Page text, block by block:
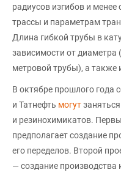
радиусов изгибов и менее
трассы и параметрам
Длина гибкой трубы в
зависимости от диаметра
метровой трубы), а также
В октябре прошлого года
и Татнефть могут
и резинохимикатов.
предполагает создание
его переделов. Второй
— создание производства